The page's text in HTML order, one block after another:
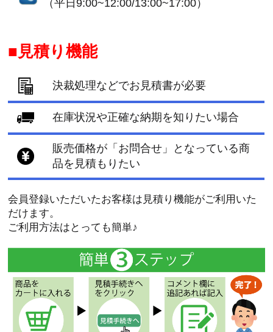
（平日9:00~12:00/13:00~17:00）
見積り機能
決裁処理などでお見積書が必要
在庫状況や正確な納期を知りたい場合
販売価格が「お問合せ」となっている商
品を見積もりたい
会員登録いただいたお客様は見積り機能がご利用いた
だけます。
ご利用方法はとっても簡単♪